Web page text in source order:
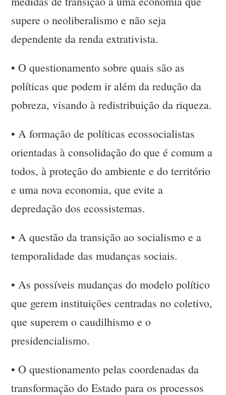
supere o neoliberalismo e não seja
dependente da renda extrativista.
• O questionamento sobre quais são as
políticas que podem ir além da redução da
pobreza, visando à redistribuição da riqueza.
• A formação de políticas ecossocialistas
orientadas à consolidação do que é comum a
todos, à proteção do ambiente e do território
e uma nova economia, que evite a
depredação dos ecossistemas.
• A questão da transição ao socialismo e a
temporalidade das mudanças sociais.
• As possíveis mudanças do modelo político
que gerem instituições centradas no coletivo,
que superem o caudilhismo e o
presidencialismo.
• O questionamento pelas coordenadas da
transformação do Estado para os processos